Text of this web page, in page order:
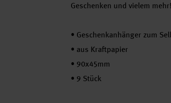
Geschenken und vielem mehr!
• Geschenkanhänger zum
• aus Kraftpapier
• 90x45mm
• 9 Stück